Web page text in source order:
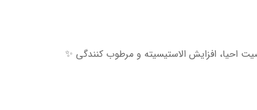
احیا، افزایش الاستیسیته و مرطوب کنندگی ✨